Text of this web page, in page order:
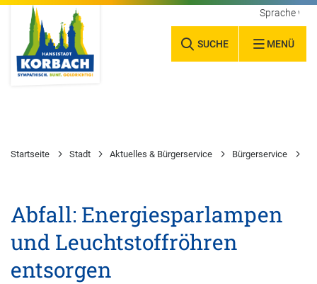
SUCHE MENÜ
Sprache
Startseite Stadt Aktuelles & Bürgerservice Bürgerservice
Abfall: Energiesparlampen
und Leuchtstoffröhren
entsorgen